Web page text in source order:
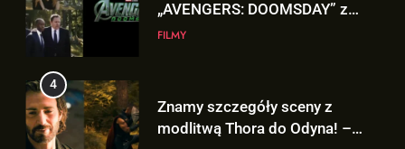
modlitwą Thora do Odyna! –
„AVENGERS: DOOMSDAY”
FILMY
5
Kit Connor dołączy do obsady
„X-MEN” jako nowy Scott